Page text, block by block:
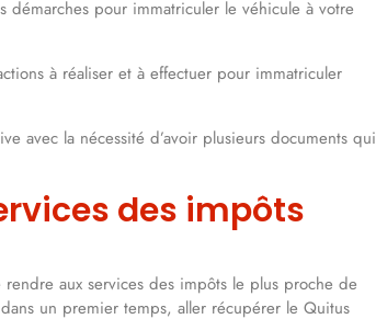
pour immatriculer le véhicule à votre
à réaliser et à effectuer pour immatriculer
avec la nécessité d’avoir plusieurs documents qui
des impôts
aux services des impôts le plus proche de
un premier temps, aller récupérer le Quitus